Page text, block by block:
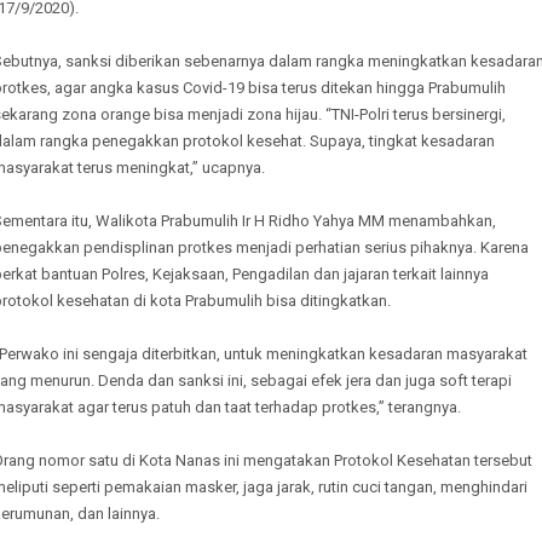
9/2020).
sanksi diberikan sebenarnya dalam rangka meningkatkan
agar angka kasus Covid-19 bisa terus ditekan hingga Prabumulih
zona orange bisa menjadi zona hijau. “TNI-Polri terus bersinergi,
rangka penegakkan protokol kesehat. Supaya, tingkat kesadaran
terus meningkat,” ucapnya.
itu, Walikota Prabumulih Ir H Ridho Yahya MM menambahkan,
pendisplinan protkes menjadi perhatian serius pihaknya. Karena
bantuan Polres, Kejaksaan, Pengadilan dan jajaran terkait lainnya
kesehatan di kota Prabumulih bisa ditingkatkan.
ini sengaja diterbitkan, untuk meningkatkan kesadaran masyarakat
menurun. Denda dan sanksi ini, sebagai efek jera dan juga soft terapi
agar terus patuh dan taat terhadap protkes,” terangnya.
nomor satu di Kota Nanas ini mengatakan Protokol Kesehatan tersebut
seperti pemakaian masker, jaga jarak, rutin cuci tangan, menghindari
dan lainnya.